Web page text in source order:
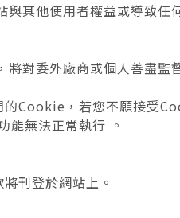
其他使用者權益或導致
對委外廠商或個人善盡監
Cookie，若您不願接受
能無法正常執行 。
刊登於網站上。